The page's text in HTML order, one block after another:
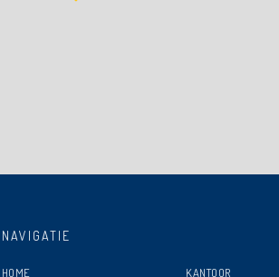
NAVIGATIE
HOME KANTOOR